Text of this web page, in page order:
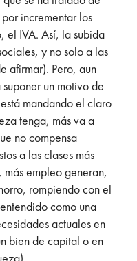
incrementar los
el IVA. Así, la subida
y no solo a las
afirmar). Pero, aun
un motivo de
mandando el claro
tenga, más va a
no compensa
a las clases más
empleo generan,
rompiendo con el
como una
actuales en
bien de capital o en